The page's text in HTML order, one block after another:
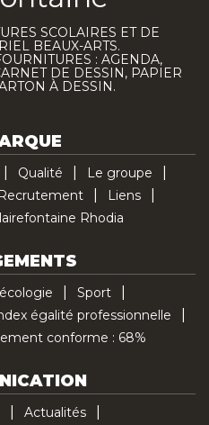
SCOLAIRES ET DE
BEAUX-ARTS.
: AGENDA,
DE DESSIN, PAPIER
À DESSIN.
Qualité
Le groupe
Recrutement
Liens
Rhodia
Sport
égalité professionnelle
conforme : 68%
Actualités